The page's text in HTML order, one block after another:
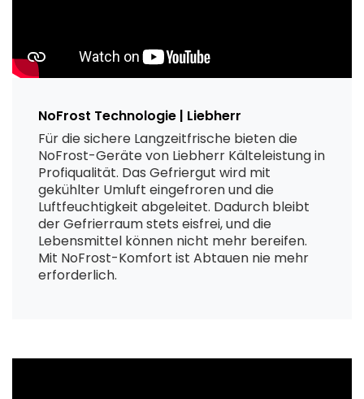
NoFrost Technologie | Liebherr
Für die sichere Langzeitfrische bieten die
NoFrost-Geräte von Liebherr Kälteleistung in
Profiqualität. Das Gefriergut wird mit
gekühlter Umluft eingefroren und die
Luftfeuchtigkeit abgeleitet. Dadurch bleibt
der Gefrierraum stets eisfrei, und die
Lebensmittel können nicht mehr bereifen.
Mit NoFrost-Komfort ist Abtauen nie mehr
erforderlich.